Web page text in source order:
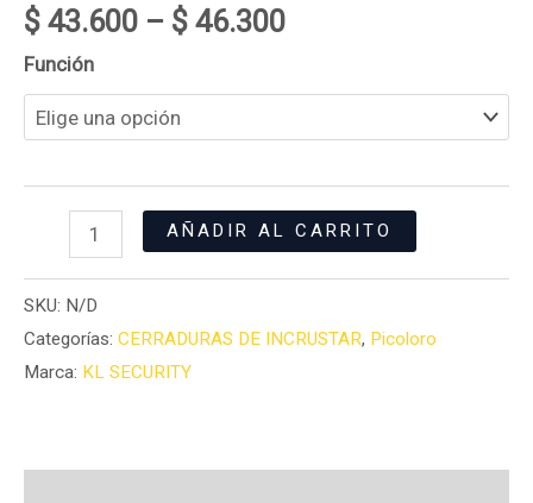
$ 43.600 – $ 46.300
Función
AÑADIR AL CARRITO
SKU: N/D
Categorías: CERRADURAS DE INCRUSTAR, Picoloro
Marca: KL SECURITY